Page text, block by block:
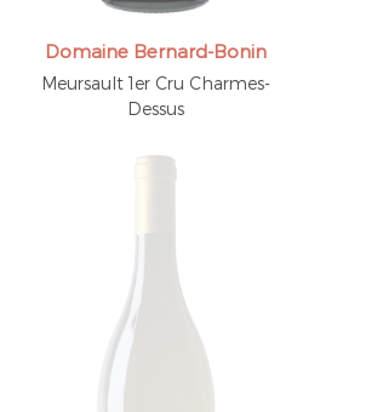
Domaine Bernard-Bonin
Meursault 1er Cru Charmes-
Dessus